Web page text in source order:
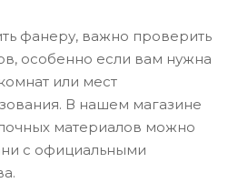
фанеру, важно проверить
особенно если вам нужна
или мест
В нашем магазине
материалов можно
с официальными